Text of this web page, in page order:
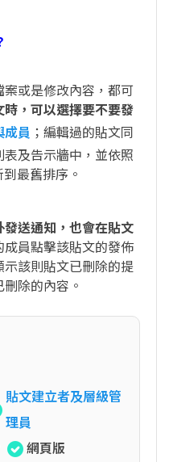
或是修改內容，都可
時，可以選擇要不要發
成員 ；編輯過的貼文同
及告示牆中，並依照
最舊排序。
送通知，也會在貼文
成員點擊該貼文的發佈
該則貼文已刪除的提
除的內容。
貼文建立者及層級管
理員
網頁版